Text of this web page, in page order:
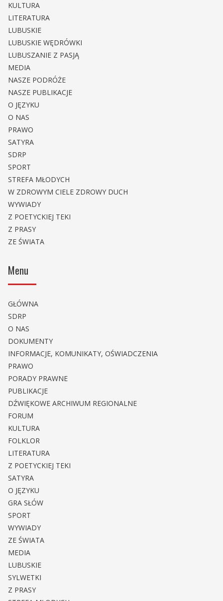
KULTURA
LITERATURA
LUBUSKIE
LUBUSKIE WĘDRÓWKI
LUBUSZANIE Z PASJĄ
MEDIA
NASZE PODRÓŻE
NASZE PUBLIKACJE
O JĘZYKU
O NAS
PRAWO
SATYRA
SDRP
SPORT
STREFA MŁODYCH
W ZDROWYM CIELE ZDROWY DUCH
WYWIADY
Z POETYCKIEJ TEKI
Z PRASY
ZE ŚWIATA
Menu
GŁÓWNA
SDRP
O NAS
DOKUMENTY
INFORMACJE, KOMUNIKATY, OŚWIADCZENIA
PRAWO
PORADY PRAWNE
PUBLIKACJE
DŹWIĘKOWE ARCHIWUM REGIONALNE
FORUM
KULTURA
FOLKLOR
LITERATURA
Z POETYCKIEJ TEKI
SATYRA
O JĘZYKU
GRA SŁÓW
SPORT
WYWIADY
ZE ŚWIATA
MEDIA
LUBUSKIE
SYLWETKI
Z PRASY